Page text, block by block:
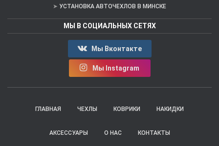
УСТАНОВКА АВТОЧЕХЛОВ В МИНСКЕ
МЫ В СОЦИАЛЬНЫХ СЕТЯХ
Мы Вконтакте
Мы Instagram
ГЛАВНАЯ ЧЕХЛЫ КОВРИКИ НАКИДКИ
АКСЕССУАРЫ О НАС КОНТАКТЫ